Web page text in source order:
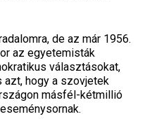
de az már 1956.
az egyetemisták
választásokat,
hogy a szovjetek
másfél-kétmillió